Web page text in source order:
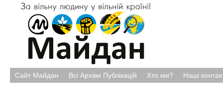
Сайт Майдан Всі Архіви Публікацій Хто ми? Наші